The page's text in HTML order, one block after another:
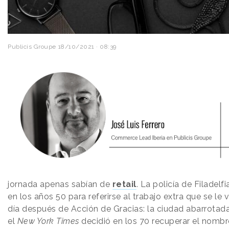
Publicis Groupe 18/10/2021 · 08:39
jornada apenas sabían de retail. La policía de
en los años 50 para referirse al trabajo extra que se le
día después de Acción de Gracias: la ciudad
el New York Times decidió en los 70 recuperar el